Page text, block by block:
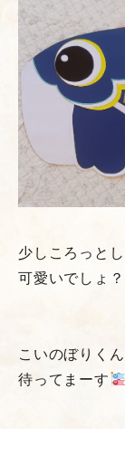
少しころっと
可愛いでしょ？
こいのぼりく
待ってまーす